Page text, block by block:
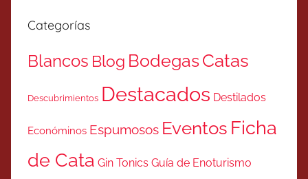
Categorías
Blancos Blog BodegasCatas
Descubrimientos Destacados Destilados
Económinos Espumosos Eventos Ficha
de Cata Gin Tonics Guía de Enoturismo